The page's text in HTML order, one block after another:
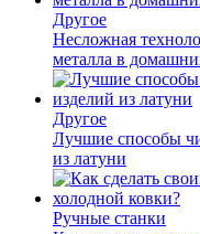
Другое
Несложная
металла в
Другое
Лучшие способы
из латуни
Ручные станки